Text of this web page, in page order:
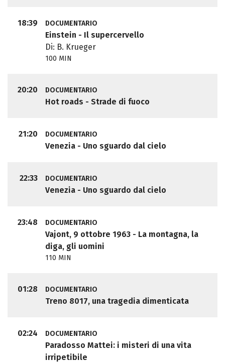
18:39 DOCUMENTARIO
Einstein - Il supercervello
Di: B. Krueger
100 MIN
20:20 DOCUMENTARIO
Hot roads - Strade di fuoco
21:20 DOCUMENTARIO
Venezia - Uno sguardo dal cielo
22:33 DOCUMENTARIO
Venezia - Uno sguardo dal cielo
23:48 DOCUMENTARIO
Vajont, 9 ottobre 1963 - La montagna, la
diga, gli uomini
110 MIN
01:28 DOCUMENTARIO
Treno 8017, una tragedia dimenticata
02:24 DOCUMENTARIO
Paradosso Mattei: i misteri di una vita
irripetibile